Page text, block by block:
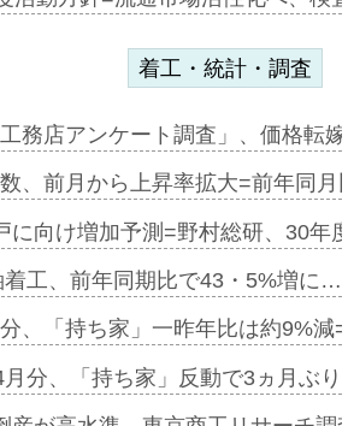
着工・統計・調査
務店アンケート調査」、価格転
、前月から上昇率拡大=前年同
に向け増加予測=野村総研、30年
着工、前年同期比で43・5%増に…
、「持ち家」一昨年比は約9%
月分、「持ち家」反動で3ヵ月ぶ